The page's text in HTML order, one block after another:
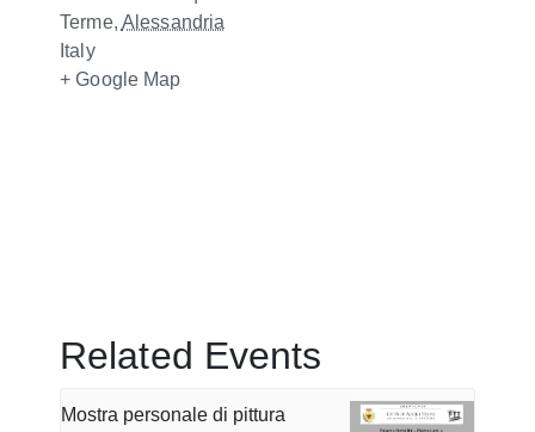
Terme, Alessandria
Italy
+ Google Map
Related Events
Mostra personale di pittura